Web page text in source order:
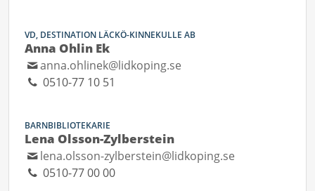
VD, DESTINATION LÄCKÖ-KINNEKULLE AB
Anna Ohlin Ek
anna.ohlinek@lidkoping.se
0510-77 10 51
BARNBIBLIOTEKARIE
Lena Olsson-Zylberstein
lena.olsson-zylberstein@lidkoping.se
0510-77 00 00